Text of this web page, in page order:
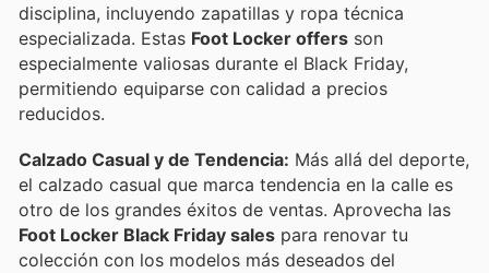
disciplina, incluyendo zapatillas y ropa técnica
especializada. Estas Foot Locker offers son
especialmente valiosas durante el Black Friday,
permitiendo equiparse con calidad a precios
reducidos.
Calzado Casual y de Tendencia: Más allá del deporte,
el calzado casual que marca tendencia en la calle es
otro de los grandes éxitos de ventas. Aprovecha las
Foot Locker Black Friday sales para renovar tu
colección con los modelos más deseados del